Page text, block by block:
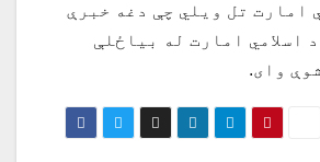
امارت تل ویلي چې دغه خبرې
اسلامي امارت له بیاځلې
وای.